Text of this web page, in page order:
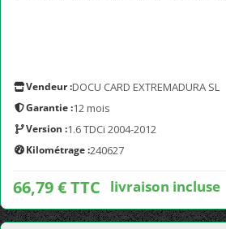
Vendeur :DOCU CARD EXTREMADURA SL
Garantie :12 mois
Version :1.6 TDCi 2004-2012
Kilométrage :240627
66,79 € TTC livraison incluse